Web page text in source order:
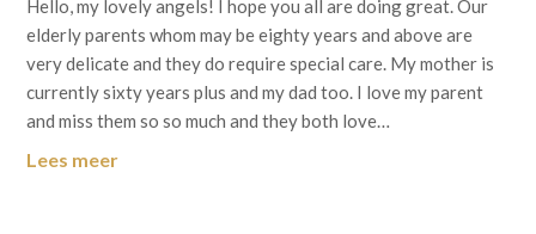
Hello, my lovely angels! I hope you all are doing great. Our
elderly parents whom may be eighty years and above are
very delicate and they do require special care. My mother is
currently sixty years plus and my dad too. I love my parent
and miss them so so much and they both love…
Lees meer